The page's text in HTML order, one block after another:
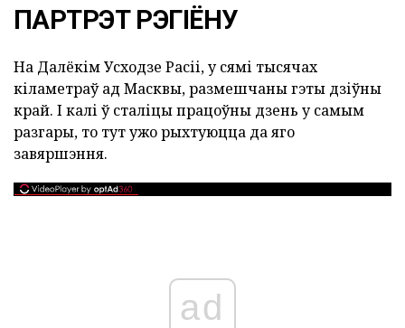
ПАРТРЭТ РЭГІЁНУ
На Далёкім Усходзе Расіі, у сямі тысячах
кіламетраў ад Масквы, размешчаны гэты дзіўны
край. І калі ў сталіцы працоўны дзень у самым
разгары, то тут ужо рыхтуюцца да яго
завяршэння.
ad